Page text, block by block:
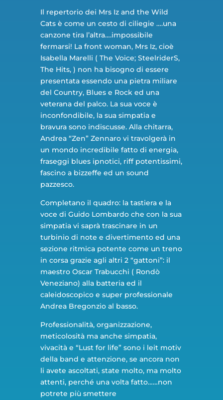
Il repertorio dei Mrs Iz and the Wild
Cats è come un cesto di ciliegie ….una
canzone tira l’altra….impossibile
fermarsi! La front woman, Mrs Iz, cioè
Isabella Marelli ( The Voice; SteelriderS,
The Hits, ) non ha bisogno di essere
presentata essendo una pietra miliare
del Country, Blues e Rock ed una
veterana del palco. La sua voce è
inconfondibile, la sua simpatia e
bravura sono indiscusse. Alla chitarra,
Andrea “Zen” Zennaro vi travolgerà in
un mondo incredibile fatto di energia,
fraseggi blues ipnotici, riff potentissimi,
fascino a bizzeffe ed un sound
pazzesco.
Completano il quadro: la tastiera e la
voce di Guido Lombardo che con la sua
simpatia vi saprà trascinare in un
turbinio di note e divertimento ed una
sezione ritmica potente come un treno
in corsa grazie agli altri 2 “gattoni”: il
maestro Oscar Trabucchi ( Rondò
Veneziano) alla batteria ed il
caleidoscopico e super professionale
Andrea Bregonzio al basso.
Professionalità, organizzazione,
meticolosità ma anche simpatia,
vivacità e “Lust for life” sono i leit motiv
della band e attenzione, se ancora non
li avete ascoltati, state molto, ma molto
attenti, perché una volta fatto……non
potrete più smettere